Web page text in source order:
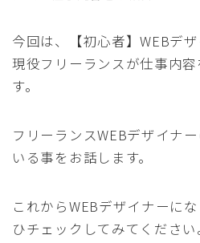
インスパイアラボ
無料相
今回は、【初心者】WEBデ
現役フリーランスが仕事内
す。
フリーランスWEBデザイナ
いる事をお話します。
これからWEBデザイナーに
ひチェックしてみてください